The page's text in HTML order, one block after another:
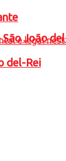
João
del-Rei